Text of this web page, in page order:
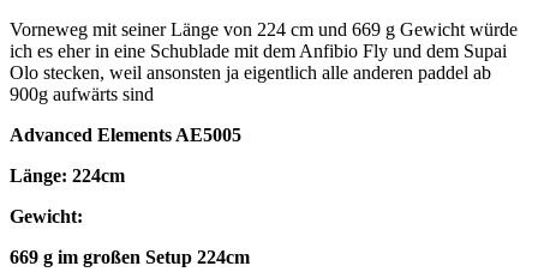
Vorneweg mit seiner Länge von 224 cm und 669 g Gewicht würde
ich es eher in eine Schublade mit dem Anfibio Fly und dem Supai
Olo stecken, weil ansonsten ja eigentlich alle anderen paddel ab
900g aufwärts sind
Advanced Elements AE5005
Länge: 224cm
Gewicht:
669 g im großen Setup 224cm